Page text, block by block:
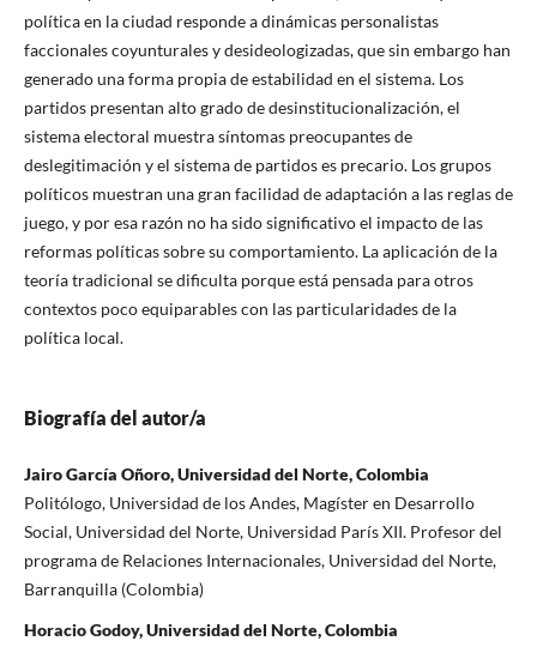
política en la ciudad responde a dinámicas personalistas
faccionales coyunturales y desideologizadas, que sin embargo han
generado una forma propia de estabilidad en el sistema. Los
partidos presentan alto grado de desinstitucionalización, el
sistema electoral muestra síntomas preocupantes de
deslegitimación y el sistema de partidos es precario. Los grupos
políticos muestran una gran facilidad de adaptación a las reglas de
juego, y por esa razón no ha sido significativo el impacto de las
reformas políticas sobre su comportamiento. La aplicación de la
teoría tradicional se dificulta porque está pensada para otros
contextos poco equiparables con las particularidades de la
política local.
Biografía del autor/a
Jairo García Oñoro, Universidad del Norte, Colombia
Politólogo, Universidad de los Andes, Magíster en Desarrollo
Social, Universidad del Norte, Universidad París XII. Profesor del
programa de Relaciones Internacionales, Universidad del Norte,
Barranquilla (Colombia)
Horacio Godoy, Universidad del Norte, Colombia